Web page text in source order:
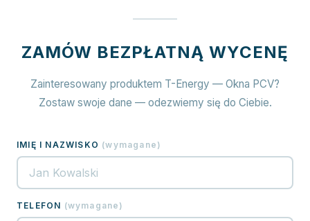
ZAMÓW BEZPŁATNĄ WYCENĘ
Zainteresowany produktem T-Energy — Okna PCV?
Zostaw swoje dane — odezwiemy się do Ciebie.
IMIĘ I NAZWISKO (wymagane )
TELEFON (wymagane )